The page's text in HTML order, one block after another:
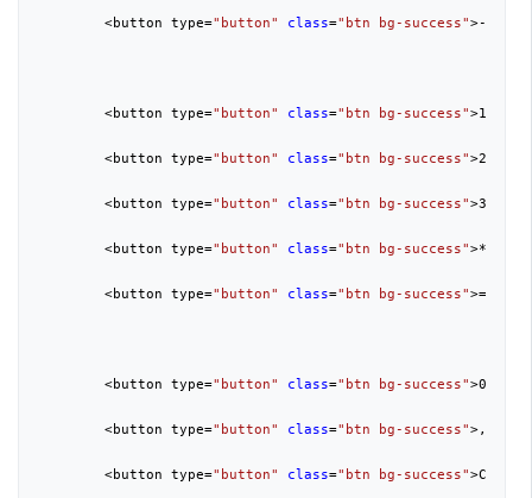
        <button type=
"button" class="btn bg-success">-</
        <button type=
"button" class="btn bg-success">1
        <button type=
"button" class="btn bg-success">2
        <button type=
"button" class="btn bg-success">3
        <button type=
"button" class="btn bg-success">*</
        <button type=
"button" class="btn bg-success">=</
        <button type=
"button" class="btn bg-success">0
        <button type=
"button" class="btn bg-success">,</
        <button type=
"button" class="btn bg-success">C</